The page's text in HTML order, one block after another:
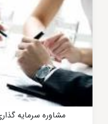
مشاوره سرمایه